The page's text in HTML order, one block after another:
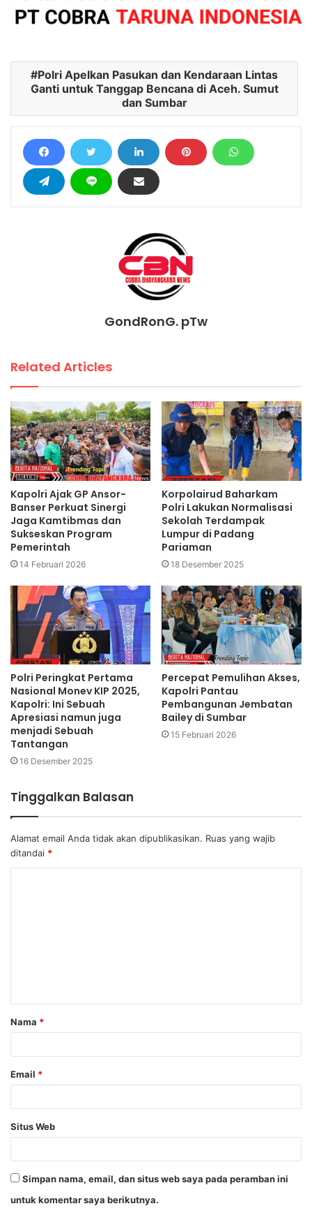
Polri Apelkan Pasukan dan Kendaraan Lintas
Ganti untuk Tanggap Bencana di Aceh. Sumut
dan Sumbar
GondRonG. pTw
Related Articles
Kapolri Ajak GP Ansor-
Banser Perkuat Sinergi
Jaga Kamtibmas dan
Sukseskan Program
Pemerintah
14 Februari 2026
Korpolairud Baharkam
Polri Lakukan Normalisasi
Sekolah Terdampak
Lumpur di Padang
Pariaman
18 Desember 2025
Polri Peringkat Pertama
Nasional Monev KIP 2025,
Kapolri: Ini Sebuah
Apresiasi namun juga
menjadi Sebuah
Tantangan
16 Desember 2025
Percepat Pemulihan Akses,
Kapolri Pantau
Pembangunan Jembatan
Bailey di Sumbar
15 Februari 2026
Tinggalkan Balasan
Alamat email Anda tidak akan dipublikasikan. Ruas yang wajib
ditandai *
a
r
Nama *
Email *
Situs Web
Simpan nama, email, dan situs web saya pada peramban ini
untuk komentar saya berikutnya.